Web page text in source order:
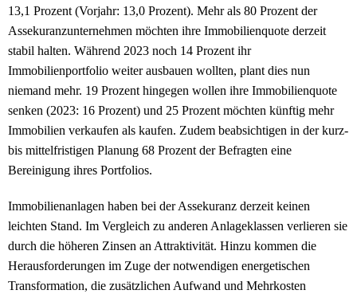
13,1 Prozent (Vorjahr: 13,0 Prozent). Mehr als 80 Prozent der
Assekuranzunternehmen möchten ihre Immobilienquote derzeit
stabil halten. Während 2023 noch 14 Prozent ihr
Immobilienportfolio weiter ausbauen wollten, plant dies nun
niemand mehr. 19 Prozent hingegen wollen ihre Immobilienquote
senken (2023: 16 Prozent) und 25 Prozent möchten künftig mehr
Immobilien verkaufen als kaufen. Zudem beabsichtigen in der kurz-
bis mittelfristigen Planung 68 Prozent der Befragten eine
Bereinigung ihres Portfolios.
Immobilienanlagen haben bei der Assekuranz derzeit keinen
leichten Stand. Im Vergleich zu anderen Anlageklassen verlieren sie
durch die höheren Zinsen an Attraktivität. Hinzu kommen die
Herausforderungen im Zuge der notwendigen energetischen
Transformation, die zusätzlichen Aufwand und Mehrkosten